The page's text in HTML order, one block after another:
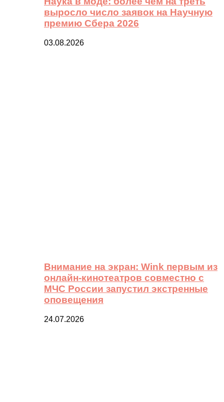
выросло число заявок на Научную
премию Сбера 2026
03.08.2026
Внимание на экран: Wink первым из
онлайн-кинотеатров совместно с
МЧС России запустил экстренные
оповещения
24.07.2026